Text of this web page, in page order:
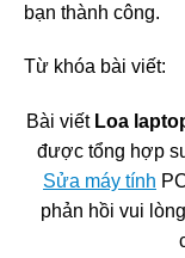
bạn thành công.
Từ khóa bài viết:
Bài viết Loa
được tổng hợp
Sửa máy tính
phản hồi vui